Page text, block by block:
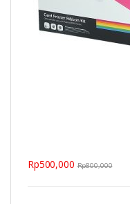
Rp500,000 Rp800,000